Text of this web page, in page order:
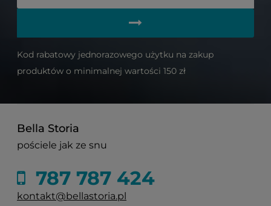
Kod rabatowy jednorazowego użytku na zakup
produktów o minimalnej wartości 150 zł
Bella Storia
pościele jak ze snu
787 787 424
kontakt@bellastoria.pl